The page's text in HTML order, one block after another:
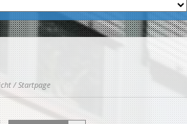
/ Startpage